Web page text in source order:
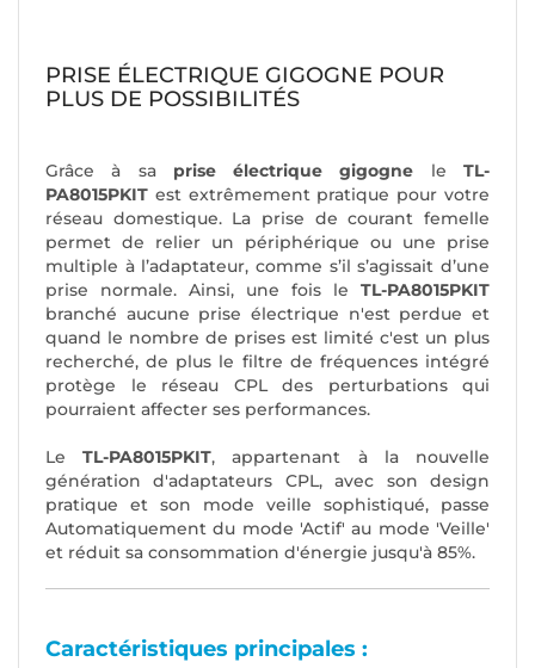
PRISE ÉLECTRIQUE GIGOGNE POUR
PLUS DE POSSIBILITÉS
Grâce à sa prise électrique gigogne leTL-
PA8015PKIT est extrêmement pratique pour votre
réseau domestique. La prise de courant femelle
permet de relier un périphérique ou une prise
multiple à l’adaptateur, comme s’il s’agissait d’une
prise normale. Ainsi, une fois le TL-PA8015PKIT
branché aucune prise électrique n'est perdue et
quand le nombre de prises est limité c'est un plus
recherché, de plus le filtre de fréquences intégré
protège le réseau CPL des perturbations qui
pourraient affecter ses performances.
LeTL-PA8015PKIT, appartenant à la nouvelle
génération d'adaptateurs CPL, avec son design
pratique et son mode veille sophistiqué, passe
Automatiquement du mode 'Actif' au mode 'Veille'
et réduit sa consommation d'énergie jusqu'à 85%.
Caractéristiques principales :